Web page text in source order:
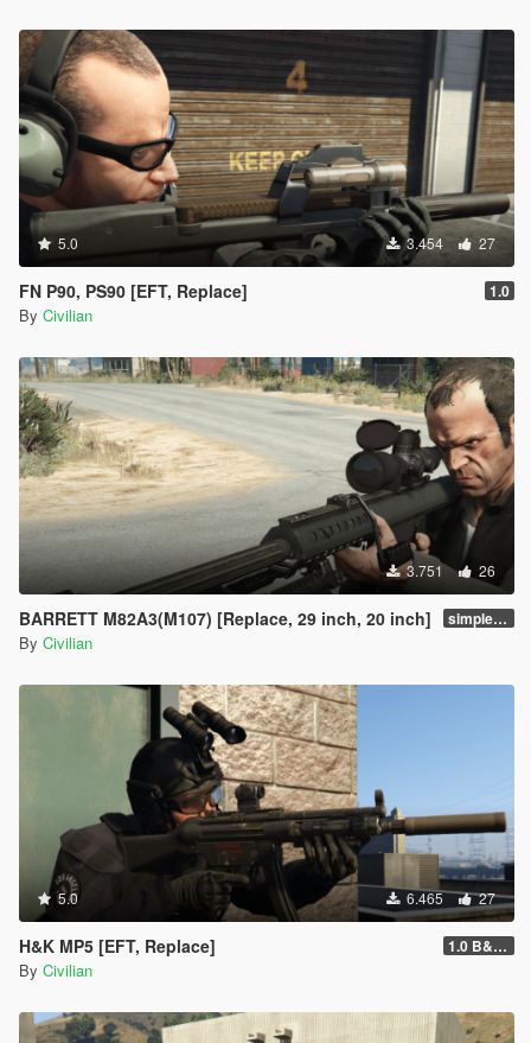
5.0 3.454 27
FN P90, PS90 [EFT, Replace] 1.0
By Civilian
3.751 26
BARRETT M82A3(M107) [Replace, 29 inch, 20 inch] simple replace
By Civilian
5.0 6.465 27
H&K MP5 [EFT, Replace] 1.0 B&T TL99
By Civilian